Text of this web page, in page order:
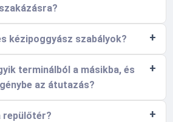
kézipoggyász szabályok?
terminálból a másikba, és
az átutazás?
repülőtér?